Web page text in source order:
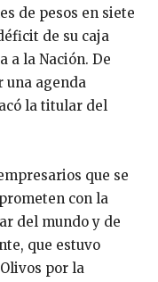
de pesos en siete
de su caja
a la Nación. De
una agenda
la titular del
que se
con la
del mundo y de
que estuvo
por la